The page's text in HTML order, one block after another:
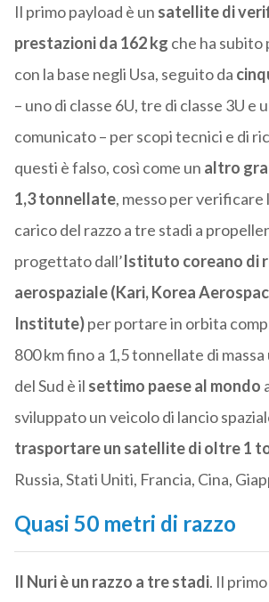
Il primo payload è un satellite di
prestazioni da 162 kg che ha
con la base negli Usa, seguito da
– uno di classe 6U, tre di classe 3U e
comunicato – per scopi tecnici e di
questi è falso, così come un altro
1,3 tonnellate, messo per verificare
carico del razzo a tre stadi a
progettato dall’Istituto coreano di
aerospaziale (Kari, Korea
Institute)per portare in orbita
800 km fino a 1,5 tonnellate di
del Sud è il settimo paese al mondo
sviluppato un veicolo di lancio
trasportare un satellite di oltre 1
Russia, Stati Uniti, Francia, Cina,
Quasi 50 metri di razzo
Il Nuri è un razzo a tre stadi. Il